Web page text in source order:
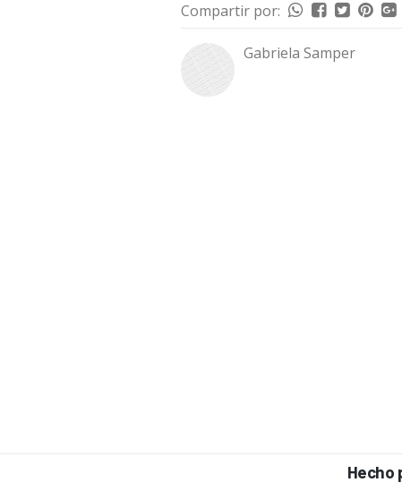
Compartir por:
Gabriela Samper
Hecho